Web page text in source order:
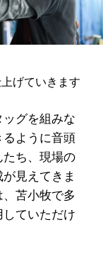
げていきます
グを組みな
ように音頭
ち、現場の
見えてきま
苫小牧で多
ていただけ